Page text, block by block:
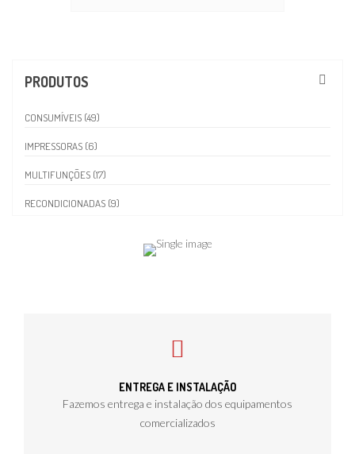
PRODUTOS
CONSUMÍVEIS (49)
IMPRESSORAS (6)
MULTIFUNÇÕES (17)
RECONDICIONADAS (9)
ENTREGA E INSTALAÇÃO
Fazemos entrega e instalação dos equipamentos
comercializados